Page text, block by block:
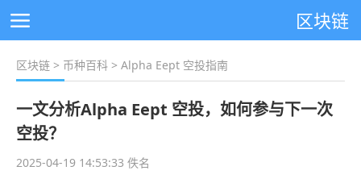
区块链
区块链 > 币种百科 > Alpha Eept 空投指南
一文分析Alpha Eept 空投，如何参与下一次
空投？
2025-04-19 14:53:33 佚名